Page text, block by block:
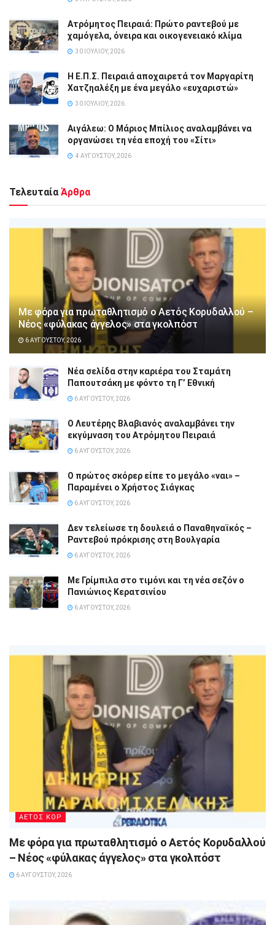
Ατρόμητος Πειραιά: Πρώτο ραντεβού με
χαμόγελα, όνειρα και οικογενειακό κλίμα
30 ΙΟΥΛΊΟΥ, 2026
Η Ε.Π.Σ. Πειραιά αποχαιρετά τον Μαργαρίτη
Χατζηαλέξη με ένα μεγάλο «ευχαριστώ»
30 ΙΟΥΛΊΟΥ, 2026
Αιγάλεω: Ο Μάριος Μπίλιος αναλαμβάνει να
οργανώσει τη νέα εποχή του «Σίτι»
4 ΑΥΓΟΎΣΤΟΥ, 2026
Τελευταία Άρθρα
Με φόρα για πρωταθλητισμό ο Αετός Κορυδαλλού –
Νέος «φύλακας άγγελος» στα γκολπόστ
6 ΑΥΓΟΎΣΤΟΥ, 2026
Νέα σελίδα στην καριέρα του Σταμάτη
Παπουτσάκη με φόντο τη Γ’ Εθνική
6 ΑΥΓΟΎΣΤΟΥ, 2026
Ο Λευτέρης Βλαβιανός αναλαμβάνει την
εκγύμναση του Ατρόμητου Πειραιά
6 ΑΥΓΟΎΣΤΟΥ, 2026
Ο πρώτος σκόρερ είπε το μεγάλο «ναι» –
Παραμένει ο Χρήστος Σιάγκας
6 ΑΥΓΟΎΣΤΟΥ, 2026
Δεν τελείωσε τη δουλειά ο Παναθηναϊκός –
Ραντεβού πρόκρισης στη Βουλγαρία
6 ΑΥΓΟΎΣΤΟΥ, 2026
Με Γρίμπιλα στο τιμόνι και τη νέα σεζόν ο
Πανιώνιος Κερατσινίου
6 ΑΥΓΟΎΣΤΟΥ, 2026
ΑΕΤΟΣ ΚΟΡ
Με φόρα για πρωταθλητισμό ο Αετός Κορυδαλλού
– Νέος «φύλακας άγγελος» στα γκολπόστ
6 ΑΥΓΟΎΣΤΟΥ, 2026